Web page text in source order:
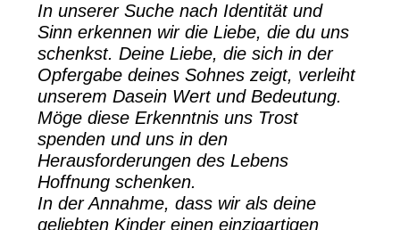
In unserer Suche nach Identität und
Sinn erkennen wir die Liebe, die du uns
schenkst. Deine Liebe, die sich in der
Opfergabe deines Sohnes zeigt, verleiht
unserem Dasein Wert und Bedeutung.
Möge diese Erkenntnis uns Trost
spenden und uns in den
Herausforderungen des Lebens
Hoffnung schenken.
In der Annahme, dass wir als deine
geliebten Kinder einen einzigartigen